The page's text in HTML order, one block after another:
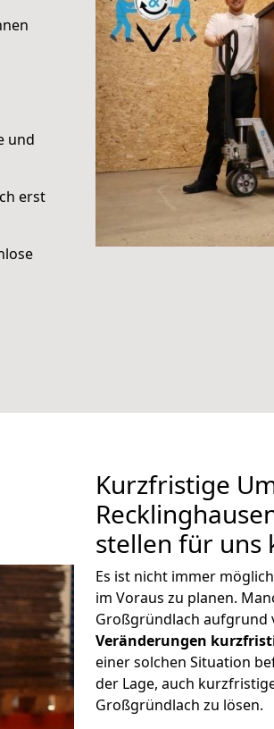
und
erst
Kurzfristige
stellen für uns
Es ist nicht immer
im Voraus zu planen.
Großgründlach aufgrund
Veränderungen
einer solchen Situation
der Lage, auch
Großgründlach zu lösen.